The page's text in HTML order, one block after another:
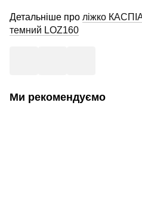
Детальніше про ліжко
темний LOZ160
Ми рекомендуємо